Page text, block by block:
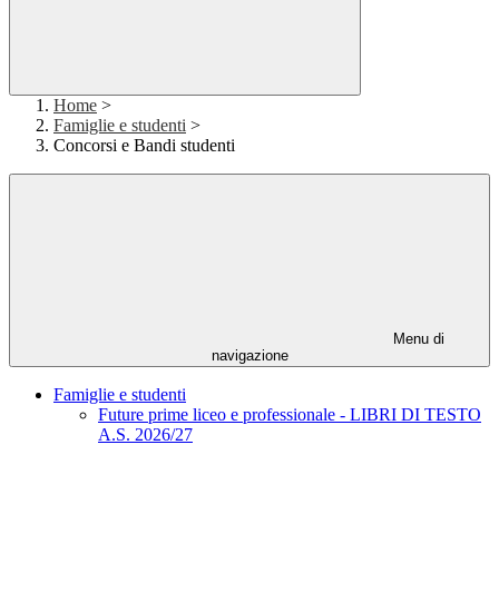
Home >
Famiglie e studenti >
Concorsi e Bandi studenti
Menu di
navigazione
Famiglie e studenti
Future prime liceo e professionale - LIBRI DI TESTO
A.S. 2026/27